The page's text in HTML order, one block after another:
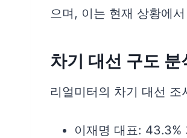
으며, 이는 현재 상황에
차기 대선 구도 분
리얼미터의 차기 대선
이재명 대표: 43.3%